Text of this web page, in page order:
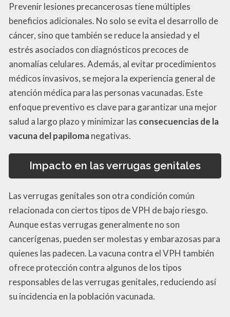
Prevenir lesiones precancerosas tiene múltiples
beneficios adicionales. No solo se evita el desarrollo de
cáncer, sino que también se reduce la ansiedad y el
estrés asociados con diagnósticos precoces de
anomalías celulares. Además, al evitar procedimientos
médicos invasivos, se mejora la experiencia general de
atención médica para las personas vacunadas. Este
enfoque preventivo es clave para garantizar una mejor
salud a largo plazo y minimizar las consecuencias de la
vacuna del papilomanegativas.
Impacto en las verrugas genitales
Las verrugas genitales son otra condición común
relacionada con ciertos tipos de VPH de bajo riesgo.
Aunque estas verrugas generalmente no son
cancerígenas, pueden ser molestas y embarazosas para
quienes las padecen. La vacuna contra el VPH también
ofrece protección contra algunos de los tipos
responsables de las verrugas genitales, reduciendo así
su incidencia en la población vacunada.